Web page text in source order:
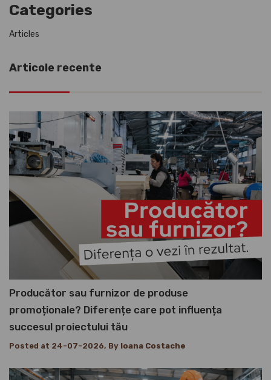
Categories
Articles
Articole recente
Producător sau furnizor de produse
promoționale? Diferențe care pot influența
succesul proiectului tău
Posted at 24-07-2026, By Ioana Costache